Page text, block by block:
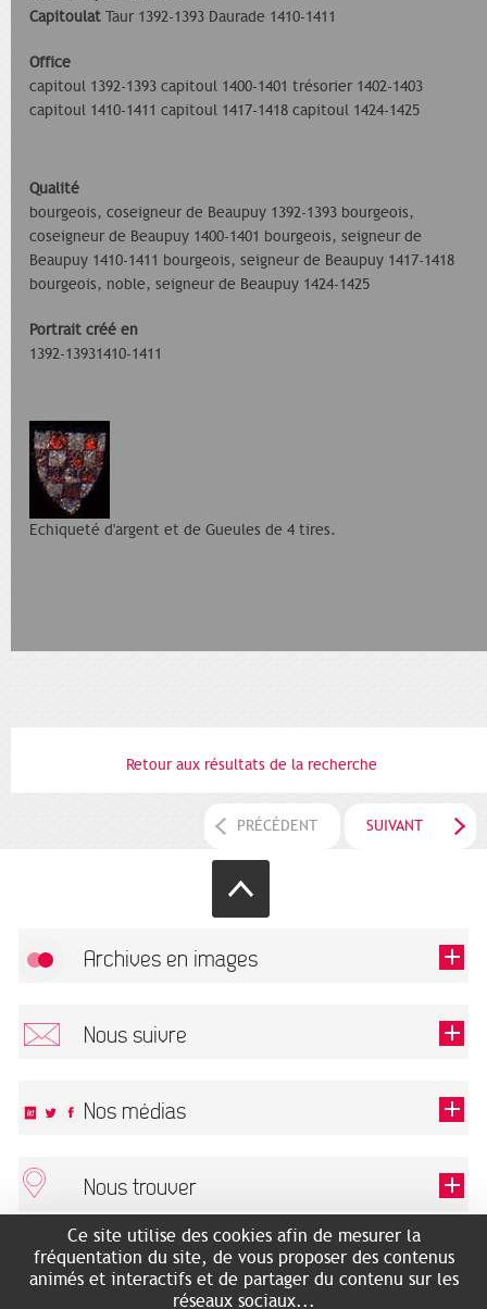
Capitoulat Taur 1392-1393 Daurade 1410-1411
Office
capitoul 1392-1393 capitoul 1400-1401 trésorier 1402-1403
capitoul 1410-1411 capitoul 1417-1418 capitoul 1424-1425
Qualité
bourgeois, coseigneur de Beaupuy 1392-1393 bourgeois,
coseigneur de Beaupuy 1400-1401 bourgeois, seigneur de
Beaupuy 1410-1411 bourgeois, seigneur de Beaupuy 1417-1418
bourgeois, noble, seigneur de Beaupuy 1424-1425
Portrait créé en
1392-13931410-1411
Echiqueté d'argent et de Gueules de 4 tires.
Retour aux résultats de la recherche
PRÉCÉDENT SUIVANT
Archives en images
Nous suivre
Ce champ est exigé.
Nos médias
Nous trouver
ARCHIVES MUNICIPALES
2 rue des Archives
RECHERCHES GÉNÉALOGIQUES
NOUS CONNAÎTRE
SERVICE ÉDUCATIF
Ce site utilise des cookies afin de mesurer la
fréquentation du site, de vous proposer des contenus
animés et interactifs et de partager du contenu sur les
réseaux sociaux...